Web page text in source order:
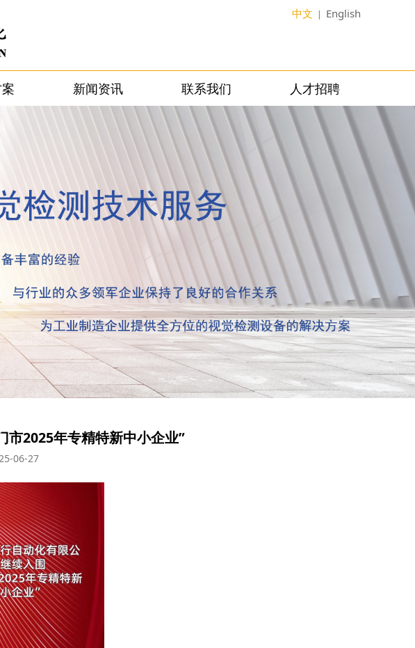
中文 | English
新闻资讯 联系我们 人才招聘
市2025年专精特新中小企业”
06-27